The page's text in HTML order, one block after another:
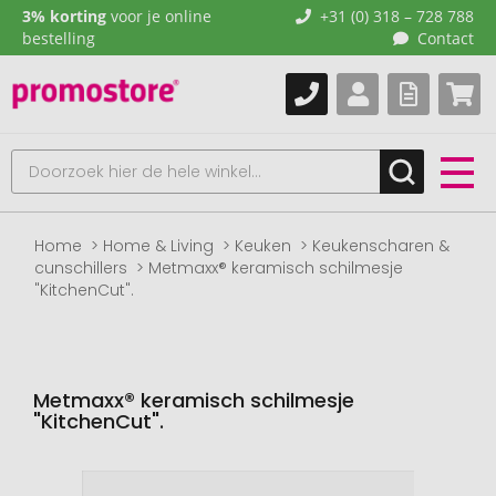
3% korting voor je online
bestelling
+31 (0) 318 – 728 788
Contact
Home Home & Living Keuken
Keukenscharen &
cunschillers
Metmaxx® keramisch schilmesje
"KitchenCut".
Metmaxx® keramisch schilmesje
"KitchenCut".